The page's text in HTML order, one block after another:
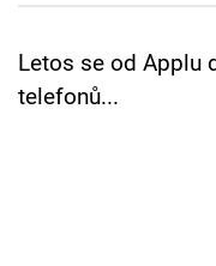
Letos se od Applu
telefonů...